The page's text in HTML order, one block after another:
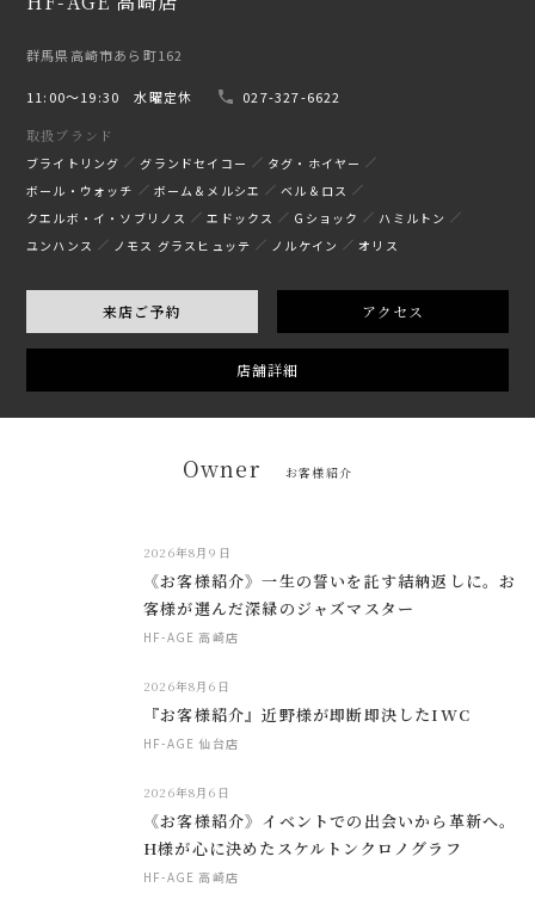
群馬県高崎市あら町162
11:00〜19:30 水曜定休
027-327-6622
取扱ブランド
ブライトリング グランドセイコー
タグ・ホイヤー
ボール・ウォッチ
ボーム＆メルシエ
ベル＆ロス
クエルボ・イ・ソブリノス
エドックス Gショック
ハミルトン
ユンハンス
ノモス グラスヒュッテ ノルケイン オリス
来店ご予約 アクセス
店舗詳細
Owner お客様紹介
2026年8月9日
《お客様紹介》一生の誓いを託す結納返しに。お
客様が選んだ深緑のジャズマスター
HF-AGE 高崎店
2026年8月6日
『お客様紹介』近野様が即断即決したIWC
HF-AGE 仙台店
2026年8月6日
《お客様紹介》イベントでの出会いから革新へ。
H様が心に決めたスケルトンクロノグラフ
HF-AGE 高崎店